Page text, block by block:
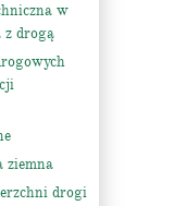
w
z drogą
ziemna
drogi